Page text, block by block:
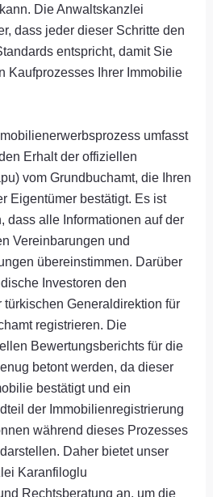
Die Anwaltskanzlei
dass jeder dieser Schritte den
entspricht, damit Sie
Kaufprozesses Ihrer Immobilie
umfasst
Erhalt der offiziellen
vom Grundbuchamt, die Ihren
Eigentümer bestätigt. Es ist
dass alle Informationen auf der
Vereinbarungen und
übereinstimmen. Darüber
Investoren den
Generaldirektion für
registrieren. Die
Bewertungsberichts für die
betont werden, da dieser
bestätigt und ein
der Immobilienregistrierung
während dieses Prozesses
Daher bietet unser
Karanfiloglu
Rechtsberatung an, um die